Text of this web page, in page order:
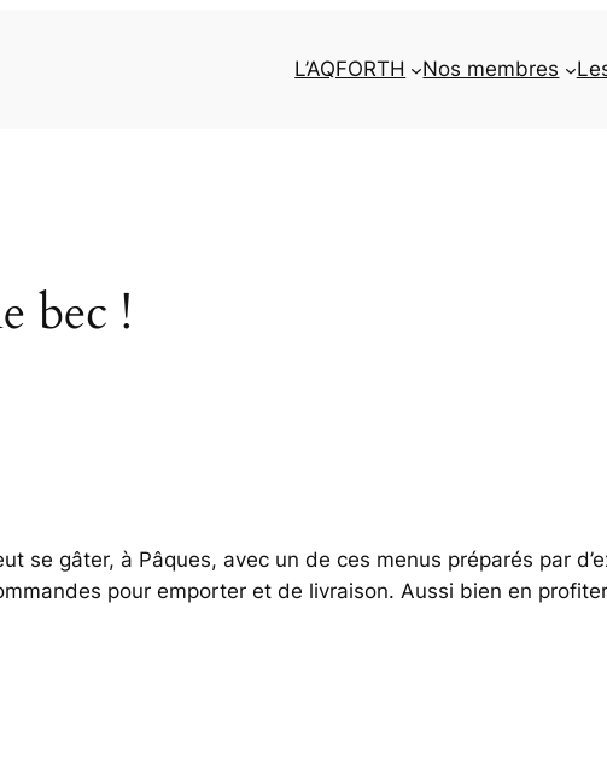
L’AQFORTH Nos membres
bec !
se gâter, à Pâques, avec un de ces menus préparés par
pour emporter et de livraison. Aussi bien en